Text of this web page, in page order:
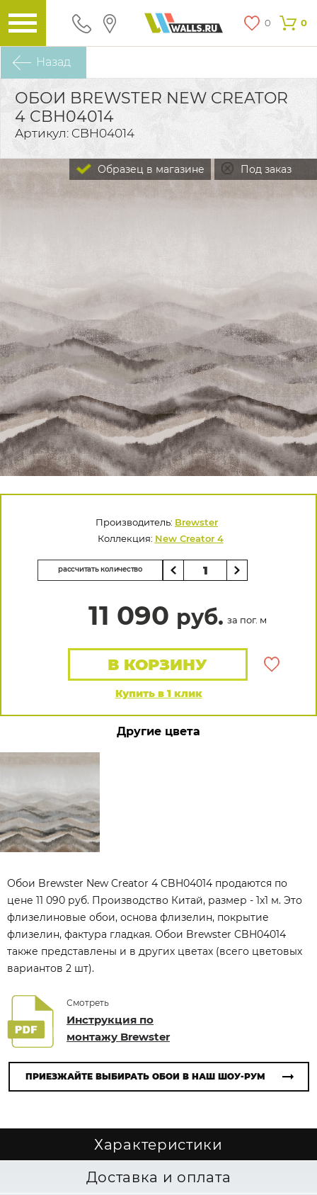
0 0
Назад
ОБОИ BREWSTER NEW CREATOR
4 CBH04014
Артикул: CBH04014
Под заказ
Образец в магазине
Производитель: Brewster
Коллекция: New Creator 4
рассчитать количество
11 090 руб. за пог. м
Купить в 1 клик
В КОРЗИНУ
Другие цвета
Обои Brewster New Creator 4 CBH04014 продаются по
цене 11 090 руб. Производство Китай, размер - 1x1 м. Это
флизелиновые обои, основа флизелин, покрытие
флизелин, фактура гладкая. Обои Brewster CBH04014
также представлены и в других цветах (всего цветовых
вариантов 2 шт).
Смотреть
Инструкция по
монтажу Brewster
ПРИЕЗЖАЙТЕ ВЫБИРАТЬ ОБОИ В НАШ ШОУ-РУМ
Характеристики
Доставка и оплата